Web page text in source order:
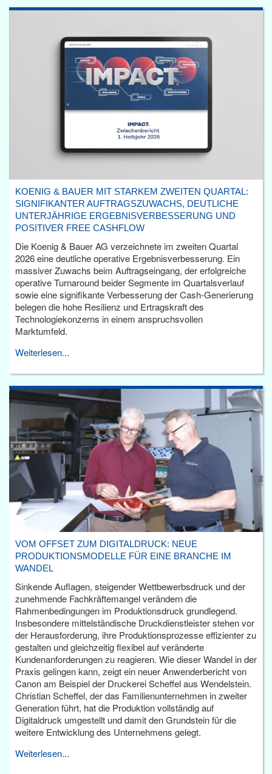
KOENIG & BAUER MIT STARKEM ZWEITEN QUARTAL:
SIGNIFIKANTER AUFTRAGSZUWACHS, DEUTLICHE
UNTERJÄHRIGE ERGEBNISVERBESSERUNG UND
POSITIVER FREE CASHFLOW
Die Koenig & Bauer AG verzeichnete im zweiten Quartal
2026 eine deutliche operative Ergebnisverbesserung. Ein
massiver Zuwachs beim Auftragseingang, der erfolgreiche
operative Turnaround beider Segmente im Quartalsverlauf
sowie eine signifikante Verbesserung der Cash-Generierung
belegen die hohe Resilienz und Ertragskraft des
Technologiekonzerns in einem anspruchsvollen
Marktumfeld.
Weiterlesen...
VOM OFFSET ZUM DIGITALDRUCK: NEUE
PRODUKTIONSMODELLE FÜR EINE BRANCHE IM
WANDEL
Sinkende Auflagen, steigender Wettbewerbsdruck und der
zunehmende Fachkräftemangel verändern die
Rahmenbedingungen im Produktionsdruck grundlegend.
Insbesondere mittelständische Druckdienstleister stehen vor
der Herausforderung, ihre Produktionsprozesse effizienter zu
gestalten und gleichzeitig flexibel auf veränderte
Kundenanforderungen zu reagieren. Wie dieser Wandel in der
Praxis gelingen kann, zeigt ein neuer Anwenderbericht von
Canon am Beispiel der Druckerei Scheffel aus Wendelstein.
Christian Scheffel, der das Familienunternehmen in zweiter
Generation führt, hat die Produktion vollständig auf
Digitaldruck umgestellt und damit den Grundstein für die
weitere Entwicklung des Unternehmens gelegt.
Weiterlesen...